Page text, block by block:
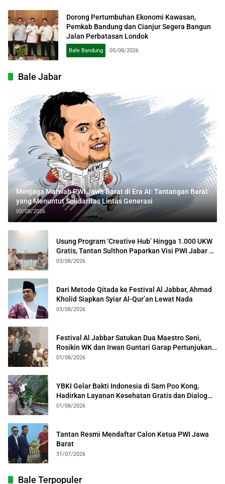
Dorong Pertumbuhan Ekonomi Kawasan,
Pemkab Bandung dan Cianjur Segera Bangun
Jalan Perbatasan Londok
Bale Bandung 05/08/2026
Bale Jabar
Menjaga Marwah PWI Jawa Barat di Era AI: Tantangan Berat
yang Menuntut Solidaritas Lintas Generasi
03/08/2026
Usung Program ‘Creative Hub’ Hingga 1.000 UKW
Gratis, Tantan Sulthon Paparkan Visi PWI Jabar di
Kota Bogor
03/08/2026
Dari Metode Qitada ke Festival Al Jabbar, Ahmad
Kholid Siapkan Syiar Al-Qur’an Lewat Nada
03/08/2026
Festival Al Jabbar Satukan Dua Maestro Seni,
Rosikin WK dan Irwan Guntari Garap Pertunjukan
Kolosal
01/08/2026
YBKI Gelar Bakti Indonesia di Sam Poo Kong,
Hadirkan Layanan Kesehatan Gratis dan Dialog
Kebangsaan
01/08/2026
Tantan Resmi Mendaftar Calon Ketua PWI Jawa
Barat
31/07/2026
Bale Terpopuler